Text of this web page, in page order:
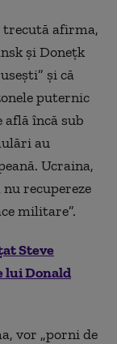
trecută afirma,
și Donețk
și că
puternic
află încă sub
au
Ucraina,
nu recupereze
militare”.
Steve
lui Donald
vor „porni de